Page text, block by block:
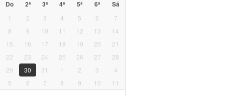
Do
2ª 3ª 4ª 5ª 6ª Sá
1 2 3 4 5 6
7
8
9 10 11 12 13
14
15
16 17 18 19 20
21
22
23 24 25 26 27
28
29
30 31 1 2 3
4
5
6 7 8 9 10 11